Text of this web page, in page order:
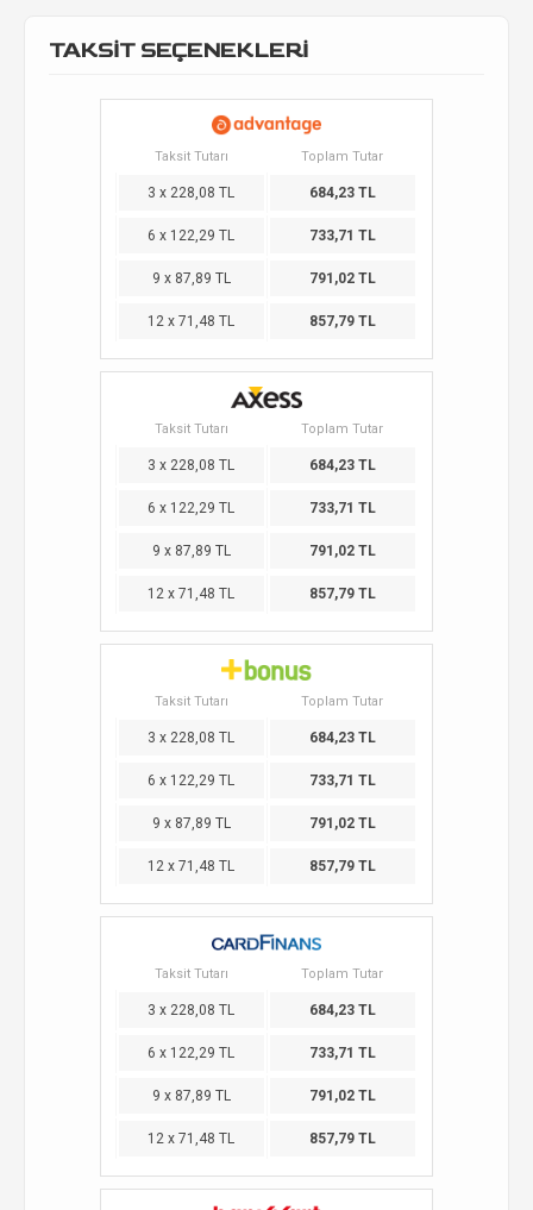
TAKSİT SEÇENEKLERİ
Taksit Tutarı Toplam Tutar
3 x 228,08 TL 684,23 TL
6 x 122,29 TL 733,71 TL
9 x 87,89 TL 791,02 TL
12 x 71,48 TL 857,79 TL
Taksit Tutarı Toplam Tutar
3 x 228,08 TL 684,23 TL
6 x 122,29 TL 733,71 TL
9 x 87,89 TL 791,02 TL
12 x 71,48 TL 857,79 TL
Taksit Tutarı Toplam Tutar
3 x 228,08 TL 684,23 TL
6 x 122,29 TL 733,71 TL
9 x 87,89 TL 791,02 TL
12 x 71,48 TL 857,79 TL
Taksit Tutarı Toplam Tutar
3 x 228,08 TL 684,23 TL
6 x 122,29 TL 733,71 TL
9 x 87,89 TL 791,02 TL
12 x 71,48 TL 857,79 TL